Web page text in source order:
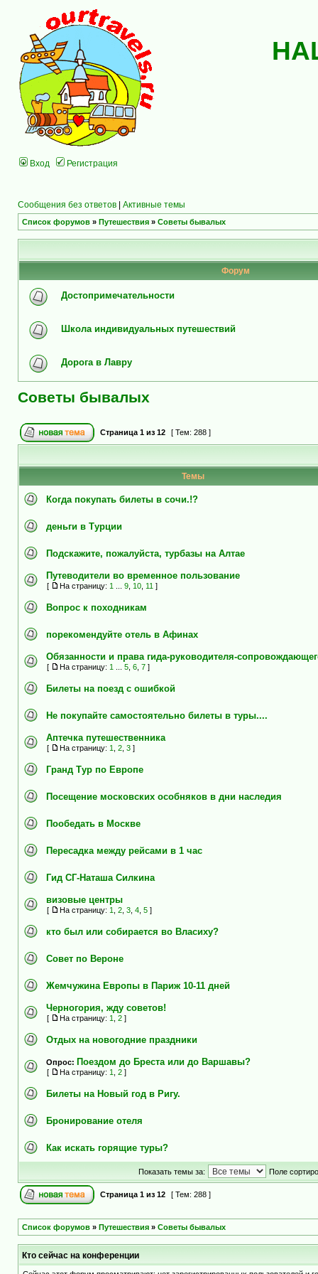
Вход Регистрация
Сообщения без ответов | Активные темы
Список форумов » Путешествия » Советы бывалых
Форум
Достопримечательности
Школа индивидуальных путешествий
Дорога в Лавру
Советы бывалых
Страница 1 из 12 [ Тем: 288 ]
Темы
Когда покупать билеты в сочи.!?
деньги в Турции
Подскажите, пожалуйста, турбазы на Алтае
Путеводители во временное пользование
[ На страницу: 1 9 10 11 ]
Вопрос к походникам
порекомендуйте отель в Афинах
Обязанности и права гида-руководителя-
[ На страницу: 1 5 6 7 ]
Билеты на поезд с ошибкой
Не покупайте самостоятельно билеты в туры....
Аптечка путешественника
[ На страницу: 1 2 3 ]
Гранд Тур по Европе
Посещение московских особняков в дни наследия
Пообедать в Москве
Пересадка между рейсами в 1 час
Гид СГ-Наташа Силкина
визовые центры
[ На страницу: 1 2 3 4 5 ]
кто был или собирается во Власиху?
Совет по Вероне
Жемчужина Европы в Париж 10-11 дней
Черногория, жду советов!
[ На страницу: 1 2 ]
Отдых на новогодние праздники
Опрос: Поездом до Бреста или до Варшавы?
[ На страницу: 1 2 ]
Билеты на Новый год в Ригу.
Бронирование отеля
Как искать горящие туры?
Показать темы за: Поле
Страница 1 из 12 [ Тем: 288 ]
Список форумов » Путешествия » Советы бывалых
Кто сейчас на конференции